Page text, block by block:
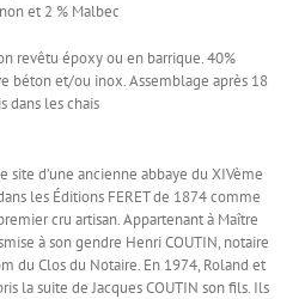
et 2 % Malbec
revêtu époxy ou en barrique. 40%
béton et/ou inox. Assemblage après 18
dans les chais
site d’une ancienne abbaye du XIVème
les Éditions FERET de 1874 comme
cru artisan. Appartenant à Maître
à son gendre Henri COUTIN, notaire
du Clos du Notaire. En 1974, Roland et
la suite de Jacques COUTIN son fils. Ils